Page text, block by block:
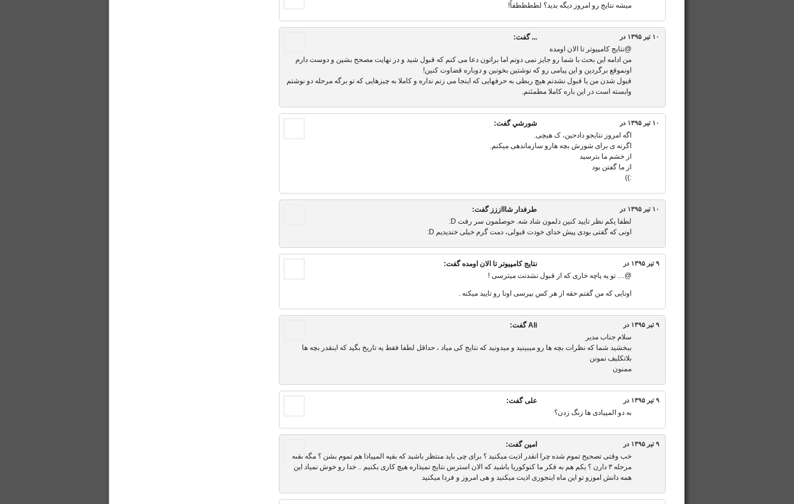
میشه نتایج رو امروز دیگه بدید؟ لططططفاً!
... گفت: ۱۰ تیر ۱۳۹۵ در
@نتایج کامپیوتر تا الان اومده
من ادامه این بحث با شما رو جایز نمی دونم اما براتون دعا می کنم که قبول شید و در نهایت مصحح بشین و دوست دارم
اونموقع برگردین و این پیامی رو که نوشتین بخونین و دوباره قضاوت کنین!
قبول شدن من یا قبول نشدنم هیچ ربطی به حرفهایی که اینجا می زنم نداره و کاملا به چیزهایی که تو برگه مرحله دو نوشتم
وابسته است در این باره کاملا مطمئنم.
شورشي گفت: ۱۰ تیر ۱۳۹۵ در
اگه امروز نتایجو دادحین، ک هیچی.
اگرنه ی برای شورش بچه هارو سازماندهی میکنم.
از خشم ما بترسید
از ما گفتن بود
:))
طرفدار شاااززز گفت: ۱۰ تیر ۱۳۹۵ در
لطفا یکم نظر تایید کنین دلمون شاد شه. حوصلمون سر رفت D:
اونی که گفتی بودی پیش خدای خودت قبولی، دمت گرم خیلی خندیدیم D:
نتایج کامپیوتر تا الان اومده گفت: ۹ تیر ۱۳۹۵ در
@… تو یه پاچه خاری که از قبول نشدنت میترسی !
اونایی که من گفتم حقه از هر کس بپرسی اونا رو تایید میکنه .
Ali گفت: ۹ تیر ۱۳۹۵ در
سلام جناب مدیر
ببخشید شما که نظرات بچه ها رو میبینید و میدونید که نتایج کی میاد ، حداقل لطفا فقط یه تاریخ بگید که اینقدر بچه ها
بلاتکلیف نمونن
ممنون
علی گفت: ۹ تیر ۱۳۹۵ در
به دو المپیادی ها زنگ زدن؟
امین گفت: ۹ تیر ۱۳۹۵ در
خب وقتی تصحیح تموم شده چرا انقدر اذیت میکنید ؟ برای چی باید منتظر باشید که بقیه المپیادا هم تموم بشن ؟ مگه بقیه
مرحله ۳ دارن ؟ یکم هم به فکر ما کنوکوریا باشید که الان استرس نتایج نمیذاره هیچ کاری بکنیم .. خدا رو خوش نمیاد این
همه دانش اموزو تو این ماه اینجوری اذیت میکنید و هی امروز و فردا میکنید